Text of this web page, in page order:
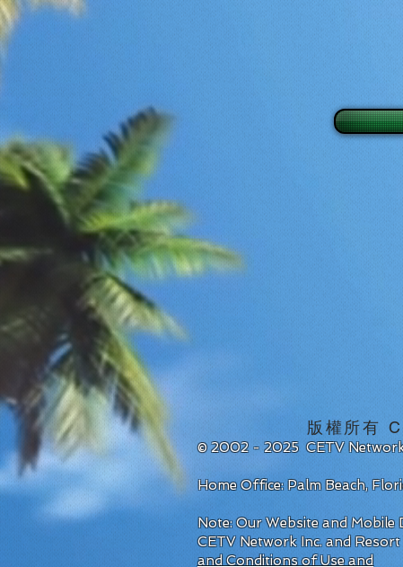
版權所有
© 2002 - 2025 CETV
Home Office: Palm Beach,
Note: Our Website and
CETV Network Inc. and
and Conditions of Use and